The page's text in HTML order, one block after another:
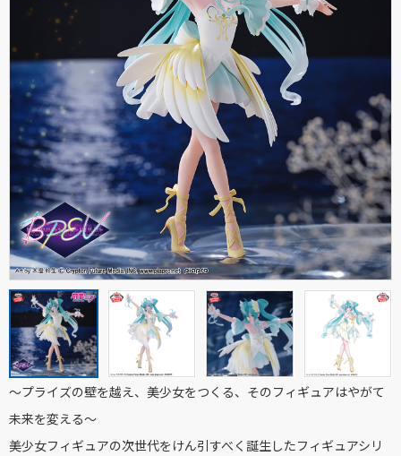
～プライズの壁を越え、美少女をつくる、そのフィギュアはやがて
未来を変える～
美少女フィギュアの次世代をけん引すべく誕生したフィギュアシリ